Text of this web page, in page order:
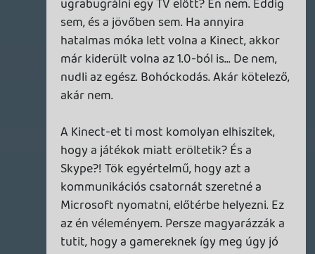
mindenki az Xbox One-ról beszél, még itt
is egy egész podcast csak erről szól...
olyan, mintha a Sony be sem mutatta
volna a PS4-t...
gúgli: Xbox One: 1400 millió találat
PS4 :108 millió + Playstation 4: 258 millió
találat
Tom 2013.06.22 13:41:25 #0a3lw
Szerintem, ha jobban belegondolunk
használt nekik nem is kicsit. Elérték, hogy
a sony is sarcolja a multit és így ezt a
negatívumot is kihúzhatják (hiszen év
elején sok gamer újságíró még azt várta,
hogy eltörlik a goldot, a fizetős multit
mondván sehol máshol nincsen). Elérték,